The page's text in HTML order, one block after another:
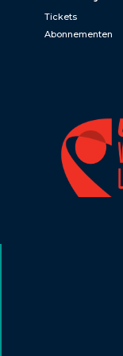
Tickets
Abonnementen